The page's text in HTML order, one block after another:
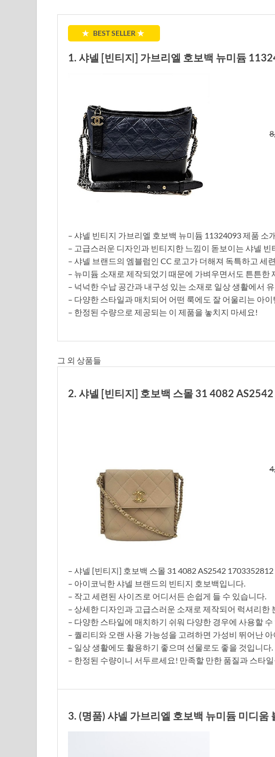
★ BEST SELLER★
1. 샤넬 [빈티지] 가브리엘 호보백 뉴미듐
– 샤넬 빈티지 가브리엘 호보백 뉴미듐 11324093 제품 소
– 고급스러운 디자인과 빈티지한 느낌이 돋보이는 샤넬
– 샤넬 브랜드의 엠블럼인 CC 로고가 더해져 독특하고 세
– 뉴미듐 소재로 제작되었기 때문에 가벼우면서도 튼튼한
– 넉넉한 수납 공간과 내구성 있는 소재로 일상 생활에서
– 다양한 스타일과 매치되어 어떤 룩에도 잘 어울리는 아이
– 한정된 수량으로 제공되는 이 제품을 놓치지 마세요!
그 외 상품들
2. 샤넬 [빈티지] 호보백 스몰 31 4082
– 샤넬 [빈티지] 호보백 스몰 31 4082 AS2542 1703352812
– 아이코닉한 샤넬 브랜드의 빈티지 호보백입니다.
– 작고 세련된 사이즈로 어디서든 손쉽게 들 수 있습니다.
– 상세한 디자인과 고급스러운 소재로 제작되어 럭셔리한
– 다양한 스타일에 매치하기 쉬워 다양한 경우에 사용할 수
– 퀄리티와 오랜 사용 가능성을 고려하면 가성비 뛰어난
– 일상 생활에도 활용하기 좋으며 선물로도 좋을 것입니다.
– 한정된 수량이니 서두르세요! 만족할 만한 품질과 스타
3. (명품) 샤넬 가브리엘 호보백 뉴미듐 미디움